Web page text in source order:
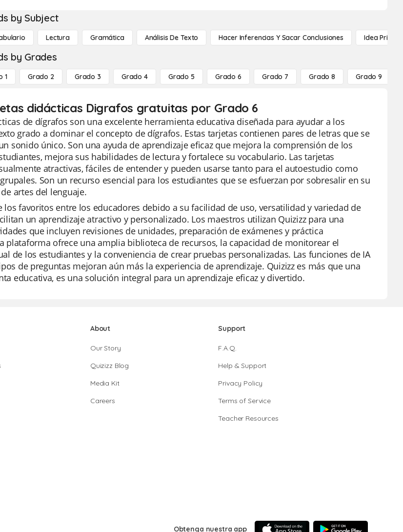
by Subject
Lectura Gramática Análisis De Texto Hacer Inferencias Y Sacar Conclusiones Idea
by Grades
1 Grado 2 Grado 3 Grado 4 Grado 5 Grado 6 Grado 7 Grado 8 Grado 9
didácticas Digrafos gratuitas por Grado 6
de dígrafos son una excelente herramienta educativa diseñada para ayudar a los
grado a dominar el concepto de dígrafos. Estas tarjetas contienen pares de letras que se
sonido único. Son una ayuda de aprendizaje eficaz que mejora la comprensión de los
mejora sus habilidades de lectura y fortalece su vocabulario. Las tarjetas
atractivas, fáciles de entender y pueden usarse tanto para el autoestudio como
Son un recurso esencial para los estudiantes que se esfuerzan por sobresalir en su
artes del lenguaje.
los favoritos entre los educadores debido a su facilidad de uso, versatilidad y variedad de
un aprendizaje atractivo y personalizado. Los maestros utilizan Quizizz para una
que incluyen revisiones de unidades, preparación de exámenes y práctica
plataforma ofrece una amplia biblioteca de recursos, la capacidad de monitorear el
de los estudiantes y la conveniencia de crear pruebas personalizadas. Las funciones de IA
de preguntas mejoran aún más la experiencia de aprendizaje. Quizizz es más que una
educativa, es una solución integral para un aprendizaje eficaz y divertido.
About
Our Story
Quizizz Blog
Media Kit
Careers
Support
F.A.Q.
Help & Support
Privacy Policy
Terms of Service
Teacher Resources
Obtenga nuestra app